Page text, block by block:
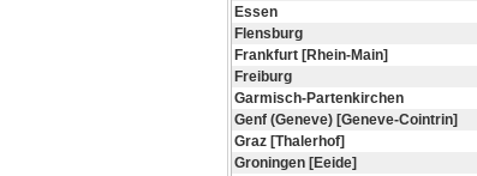
Essen
Flensburg
Frankfurt [Rhein-Main]
Freiburg
Garmisch-Partenkirchen
Genf (Geneve) [Geneve-Cointrin]
Graz [Thalerhof]
Groningen [Eeide]